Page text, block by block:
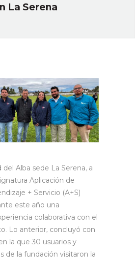
La Serena
del Alba sede La Serena, a
Aplicación de
+ Servicio (A+S)
este año una
colaborativa con el
Lo anterior, concluyó con
la que 30 usuarios y
de la fundación visitaron la